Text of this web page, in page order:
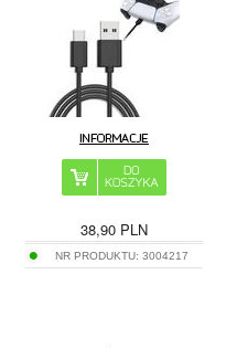
38,90PLN
NR PRODUKTU:3004217